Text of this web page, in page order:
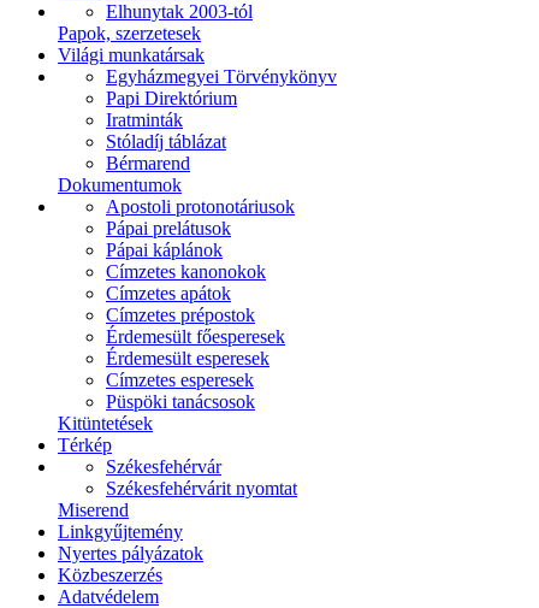
Elhunytak 2003-tól
Papok, szerzetesek
Világi munkatársak
Egyházmegyei Törvénykönyv
Papi Direktórium
Iratminták
Stóladíj táblázat
Bérmarend
Dokumentumok
Apostoli protonotáriusok
Pápai prelátusok
Pápai káplánok
Címzetes kanonokok
Címzetes apátok
Címzetes prépostok
Érdemesült főesperesek
Érdemesült esperesek
Címzetes esperesek
Püspöki tanácsosok
Kitüntetések
Térkép
Székesfehérvár
Székesfehérvárit nyomtat
Miserend
Linkgyűjtemény
Nyertes pályázatok
Közbeszerzés
Adatvédelem